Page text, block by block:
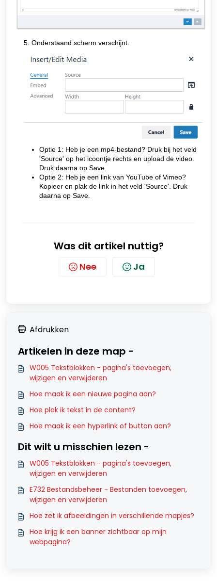
5. Onderstaand scherm verschijnt.
Optie 1: Heb je een mp4-bestand? Druk bij het veld
'Source' op het icoontje rechts en upload de video.
Druk daarna op Save.
Optie 2: Heb je een link van YouTube of Vimeo?
Kopieer en plak de link in het veld 'Source'. Druk
daarna op Save.
Was dit artikel nuttig?
Nee Ja
Afdrukken
Artikelen in deze map -
W005 Tekstblokken - pagina's toevoegen,
wijzigen en verwijderen
Hoe maak ik een nieuwe pagina aan?
Hoe plak ik tekst in de content?
Hoe maak ik een hyperlink of button aan?
Dit wilt u misschien lezen -
W005 Tekstblokken - pagina's toevoegen,
wijzigen en verwijderen
E732 Bestandsbeheer - Bestanden toevoegen,
wijzigen en verwijderen
Hoe zet ik afbeeldingen in verschillende mapjes?
Hoe krijg ik een banner zichtbaar op mijn
webpagina?